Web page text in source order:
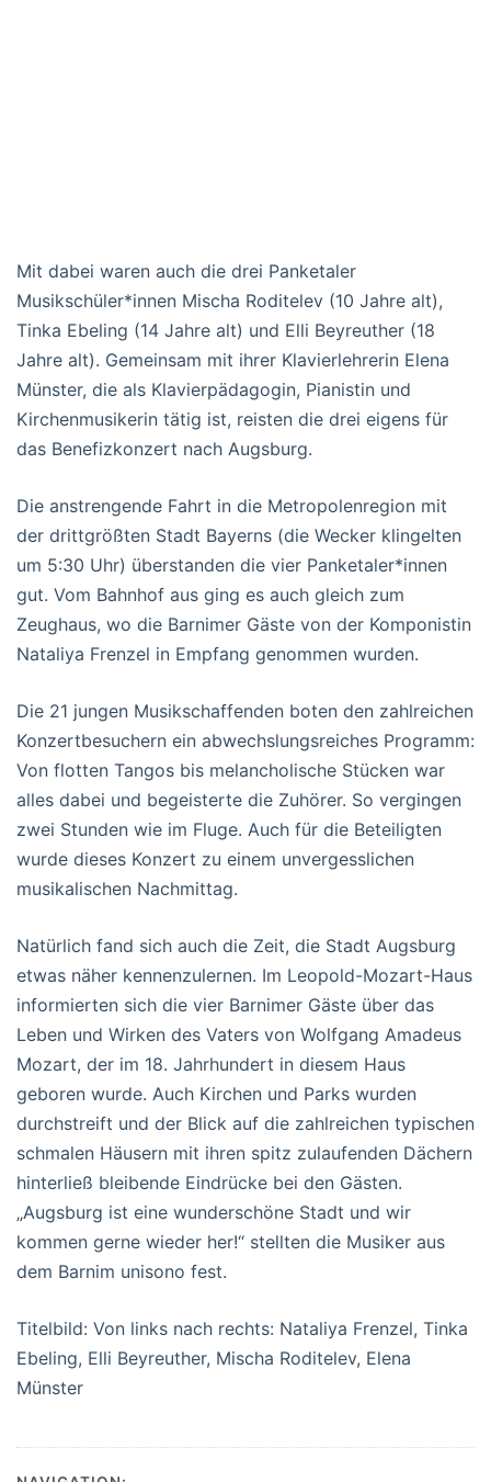
Mit dabei waren auch die drei Panketaler
Musikschüler*innen Mischa Roditelev (10 Jahre alt),
Tinka Ebeling (14 Jahre alt) und Elli Beyreuther (18
Jahre alt). Gemeinsam mit ihrer Klavierlehrerin Elena
Münster, die als Klavierpädagogin, Pianistin und
Kirchenmusikerin tätig ist, reisten die drei eigens für
das Benefizkonzert nach Augsburg.
Die anstrengende Fahrt in die Metropolenregion mit
der drittgrößten Stadt Bayerns (die Wecker klingelten
um 5:30 Uhr) überstanden die vier Panketaler*innen
gut. Vom Bahnhof aus ging es auch gleich zum
Zeughaus, wo die Barnimer Gäste von der Komponistin
Nataliya Frenzel in Empfang genommen wurden.
Die 21 jungen Musikschaffenden boten den zahlreichen
Konzertbesuchern ein abwechslungsreiches Programm:
Von flotten Tangos bis melancholische Stücken war
alles dabei und begeisterte die Zuhörer. So vergingen
zwei Stunden wie im Fluge. Auch für die Beteiligten
wurde dieses Konzert zu einem unvergesslichen
musikalischen Nachmittag.
Natürlich fand sich auch die Zeit, die Stadt Augsburg
etwas näher kennenzulernen. Im Leopold-Mozart-Haus
informierten sich die vier Barnimer Gäste über das
Leben und Wirken des Vaters von Wolfgang Amadeus
Mozart, der im 18. Jahrhundert in diesem Haus
geboren wurde. Auch Kirchen und Parks wurden
durchstreift und der Blick auf die zahlreichen typischen
schmalen Häusern mit ihren spitz zulaufenden Dächern
hinterließ bleibende Eindrücke bei den Gästen.
„Augsburg ist eine wunderschöne Stadt und wir
kommen gerne wieder her!“ stellten die Musiker aus
dem Barnim unisono fest.
Titelbild: Von links nach rechts: Nataliya Frenzel, Tinka
Ebeling, Elli Beyreuther, Mischa Roditelev, Elena
Münster